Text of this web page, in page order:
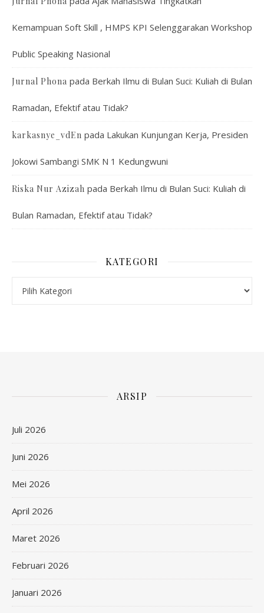
Kemampuan Soft Skill , HMPS KPI Selenggarakan Workshop
Public Speaking Nasional
Jurnal Phona pada Berkah Ilmu di Bulan Suci: Kuliah di Bulan
Ramadan, Efektif atau Tidak?
karkasnye_vdEn pada Lakukan Kunjungan Kerja, Presiden
Jokowi Sambangi SMK N 1 Kedungwuni
Riska Nur Azizah pada Berkah Ilmu di Bulan Suci: Kuliah di
Bulan Ramadan, Efektif atau Tidak?
KATEGORI
ARSIP
Juli 2026
Juni 2026
Mei 2026
April 2026
Maret 2026
Februari 2026
Januari 2026